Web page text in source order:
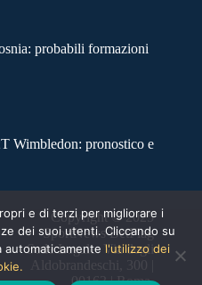
probabili formazioni
Wimbledon: pronostico e
Copyright © 2025
SportNews BetFlag
Sede Legale: Via degli
Aldobrandeschi, 300 |
00163 | Roma
e di terzi per migliorare i
dei suoi utenti. Cliccando su
l'utilizzo dei